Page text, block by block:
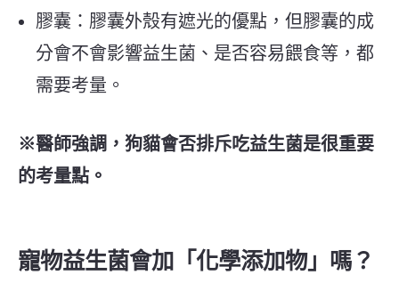
膠囊：膠囊外殼有遮光的優點，但膠囊的成
分會不會影響益生菌、是否容易餵食等，都
需要考量。
※醫師強調，狗貓會否排斥吃益生菌是很重要
的考量點。
寵物益生菌會加「化學添加物」嗎？